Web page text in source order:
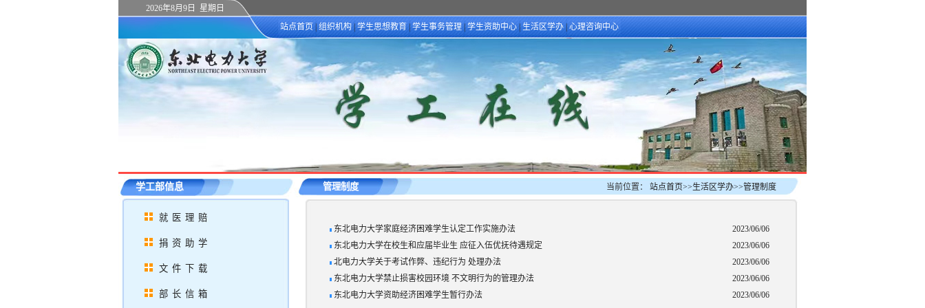
2026年8月9日 星期日
站点首页
组织机构 学生思想教育 学生事务管理 学生资助中心 生活区学办 心理咨询中心
学工部信息
就医理赔
捐资助学
文件下载
部长信箱
管理制度 当前位置： 站点首页>>生活区学办>>管理制度
东北电力大学家庭经济困难学生认定工作实施办法
2023/06/06
东北电力大学在校生和应届毕业生 应征入伍优抚待遇规定
2023/06/06
北电力大学关于考试作弊、违纪行为 处理办法
2023/06/06
东北电力大学禁止损害校园环境 不文明行为的管理办法
2023/06/06
东北电力大学资助经济困难学生暂行办法
2023/06/06